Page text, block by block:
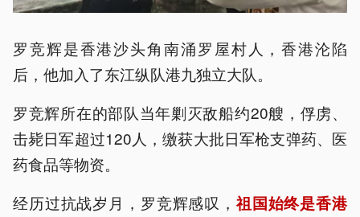
罗竞辉是香港沙头角南涌罗屋村人，香港沦陷
后，他加入了东江纵队港九独立大队。
罗竞辉所在的部队当年剿灭敌船约20艘，俘虏、
击毙日军超过120人，缴获大批日军枪支弹药、医
药食品等物资。
经历过抗战岁月，罗竞辉感叹，祖国始终是香港